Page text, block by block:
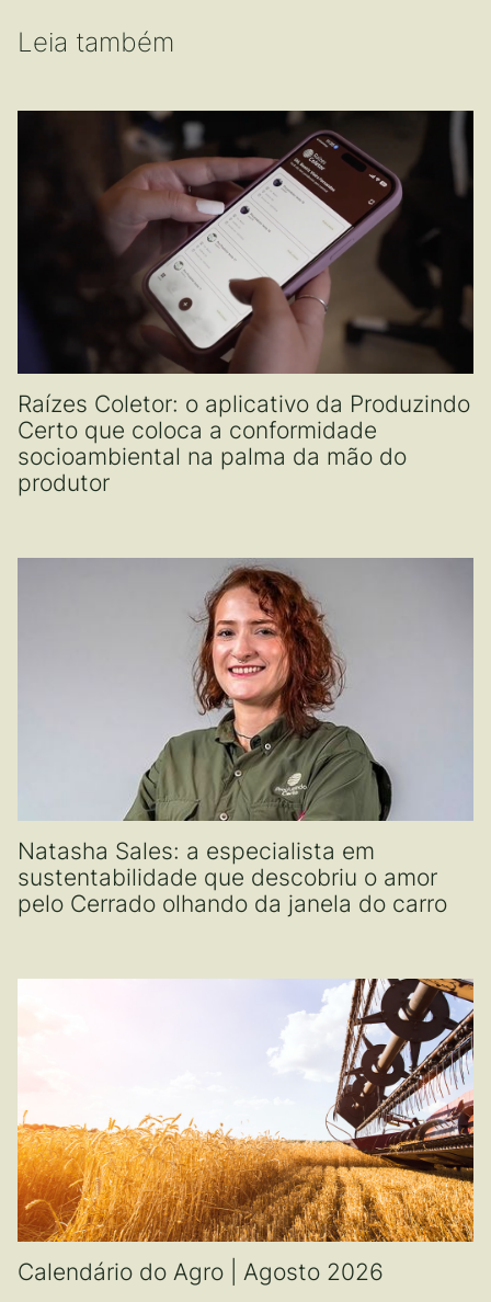
Leia também
Raízes Coletor: o aplicativo da Produzindo
Certo que coloca a conformidade
socioambiental na palma da mão do
produtor
Natasha Sales: a especialista em
sustentabilidade que descobriu o amor
pelo Cerrado olhando da janela do carro
Calendário do Agro | Agosto 2026